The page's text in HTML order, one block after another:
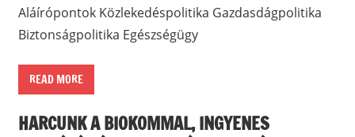
Aláírópontok Közlekedéspolitika Gazdasdágpolitika
Biztonságpolitika Egészségügy
READ MORE
HARCUNK A BIOKOMMAL, INGYENES